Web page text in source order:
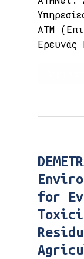
ΑΤΜ
Ερευνάς
for